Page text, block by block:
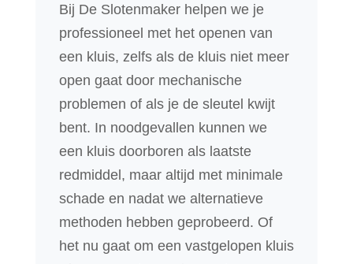
Bij De Slotenmaker helpen we je
professioneel met het openen van
een kluis, zelfs als de kluis niet meer
open gaat door mechanische
problemen of als je de sleutel kwijt
bent. In noodgevallen kunnen we
een kluis doorboren als laatste
redmiddel, maar altijd met minimale
schade en nadat we alternatieve
methoden hebben geprobeerd. Of
het nu gaat om een vastgelopen kluis